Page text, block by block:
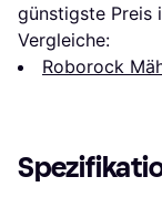
günstigste Preis
Vergleiche:
Roborock